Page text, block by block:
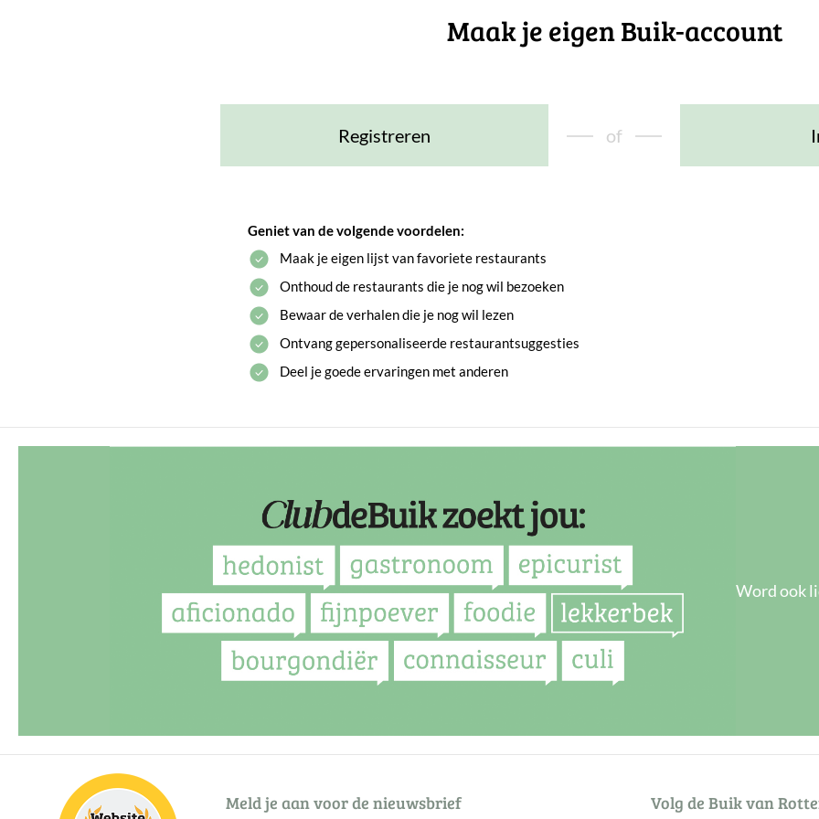
Maak je eigen Buik-account
Registreren of
Geniet van de volgende voordelen:
Maak je eigen lijst van favoriete restaurants
Onthoud de restaurants die je nog wil bezoeken
Bewaar de verhalen die je nog wil lezen
Ontvang gepersonaliseerde restaurantsuggesties
Deel je goede ervaringen met anderen
Word ook
Meld je aan voor de nieuwsbrief Volg de Buik van